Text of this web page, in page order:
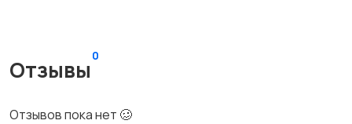
Отзывы
0
Отзывов пока нет 🥴